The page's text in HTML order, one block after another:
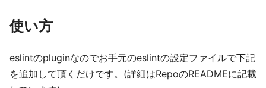
使い方
eslintのpluginなのでお手元のeslintの設定ファイルで下記
を追加して頂くだけです。(詳細はRepoのREADMEに記載